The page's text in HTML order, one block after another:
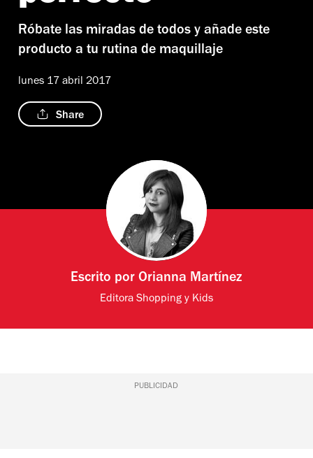
Róbate las miradas de todos y añade este
producto a tu rutina de maquillaje
lunes 17 abril 2017
Share
Escrito porOrianna Martínez
Editora Shopping y Kids
PUBLICIDAD